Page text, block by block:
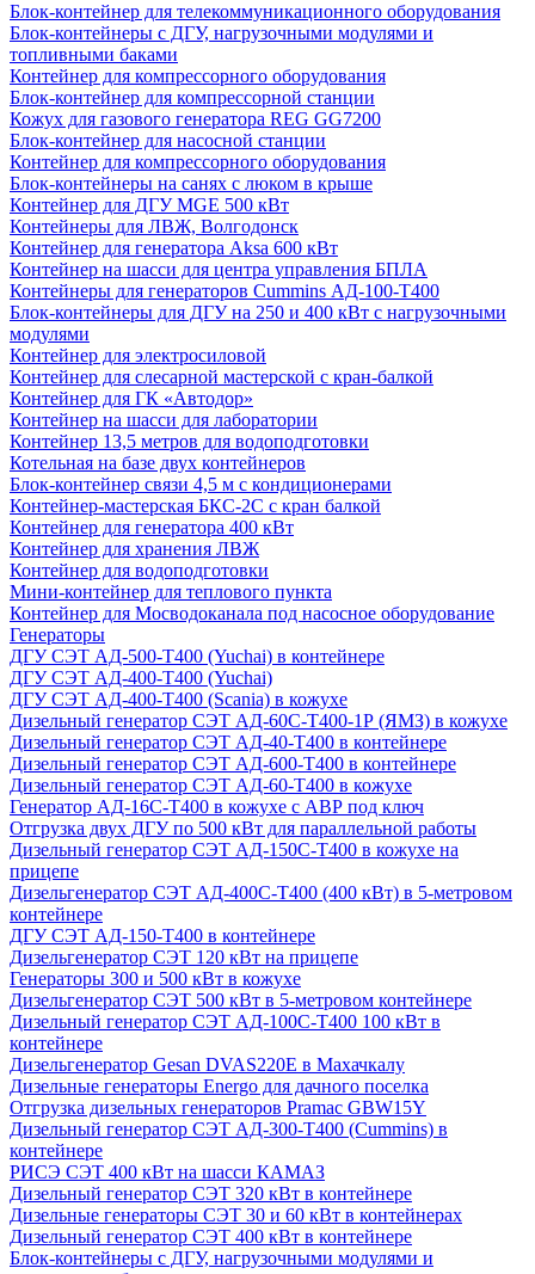
Блок-контейнер для телекоммуникационного оборудования
Блок-контейнеры с ДГУ, нагрузочными модулями и
топливными баками
Контейнер для компрессорного оборудования
Блок-контейнер для компрессорной станции
Кожух для газового генератора REG GG7200
Блок-контейнер для насосной станции
Контейнер для компрессорного оборудования
Блок-контейнеры на санях с люком в крыше
Контейнер для ДГУ MGE 500 кВт
Контейнеры для ЛВЖ, Волгодонск
Контейнер для генератора Aksa 600 кВт
Контейнер на шасси для центра управления БПЛА
Контейнеры для генераторов Cummins АД-100-Т400
Блок-контейнеры для ДГУ на 250 и 400 кВт с нагрузочными
модулями
Контейнер для электросиловой
Контейнер для слесарной мастерской с кран-балкой
Контейнер для ГК «Автодор»
Контейнер на шасси для лаборатории
Контейнер 13,5 метров для водоподготовки
Котельная на базе двух контейнеров
Блок-контейнер связи 4,5 м с кондиционерами
Контейнер-мастерская БКС-2С с кран балкой
Контейнер для генератора 400 кВт
Контейнер для хранения ЛВЖ
Контейнер для водоподготовки
Мини-контейнер для теплового пункта
Контейнер для Мосводоканала под насосное оборудование
Генераторы
ДГУ СЭТ АД-500-Т400 (Yuchai) в контейнере
ДГУ СЭТ АД-400-Т400 (Yuchai)
ДГУ СЭТ АД-400-Т400 (Scania) в кожухе
Дизельный генератор СЭТ АД-60С-Т400-1Р (ЯМЗ) в кожухе
Дизельный генератор СЭТ АД-40-Т400 в контейнере
Дизельный генератор СЭТ АД-600-Т400 в контейнере
Дизельный генератор СЭТ АД-60-Т400 в кожухе
Генератор АД-16С-Т400 в кожухе с АВР под ключ
Отгрузка двух ДГУ по 500 кВт для параллельной работы
Дизельный генератор СЭТ АД-150С-Т400 в кожухе на
прицепе
Дизельгенератор СЭТ АД-400С-Т400 (400 кВт) в 5-метровом
контейнере
ДГУ СЭТ АД-150-Т400 в контейнере
Дизельгенератор СЭТ 120 кВт на прицепе
Генераторы 300 и 500 кВт в кожухе
Дизельгенератор СЭТ 500 кВт в 5-метровом контейнере
Дизельный генератор СЭТ АД-100С-Т400 100 кВт в
контейнере
Дизельгенератор Gesan DVAS220E в Махачкалу
Дизельные генераторы Energo для дачного поселка
Отгрузка дизельных генераторов Pramac GВW15Y
Дизельный генератор СЭТ АД-300-Т400 (Cummins) в
контейнере
РИСЭ СЭТ 400 кВт на шасси КАМАЗ
Дизельный генератор СЭТ 320 кВт в контейнере
Дизельные генераторы СЭТ 30 и 60 кВт в контейнерах
Дизельный генератор СЭТ 400 кВт в контейнере
Блок-контейнеры с ДГУ, нагрузочными модулями и